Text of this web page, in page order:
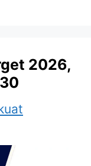
2026,